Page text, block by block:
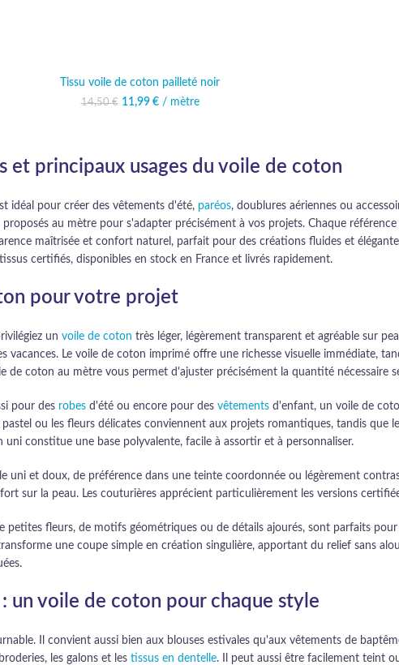
Tissu voile de coton pailleté noir
14,50€
Le prix initial était :
11,99 € Le prix actuel est :
/ mètre
et principaux usages du voile de coton
idéal pour créer des vêtements d'été, paréos, doublures aériennes ou
au mètre pour s'adapter précisément à vos projets. Chaque
maîtrisée et confort naturel, parfait pour des créations fluides et
certifiés, disponibles en stock en France et livrés rapidement.
pour votre projet
un voile de coton très léger, légèrement transparent et agréable sur
Le voile de coton imprimé offre une richesse visuelle immédiate,
de coton au mètre vous permet d'ajuster précisément la quantité nécessaire
pour des robes d'été ou encore pour des vêtements d'enfant, un voile de
pastel ou les fleurs délicates conviennent aux projets romantiques, tandis
constitue une base polyvalente, facile à assortir et à personnaliser.
uni et doux, de préférence dans une teinte coordonnée ou légèrement
sur la peau. Les couturières apprécient particulièrement les versions
petites fleurs, de motifs géométriques ou de détails ajourés, sont parfaits
une coupe simple en création singulière, apportant du relief sans
un voile de coton pour chaque style
Il convient aussi bien aux blouses estivales qu'aux vêtements de
les galons et les tissus en dentelle. Il peut aussi être facilement teint